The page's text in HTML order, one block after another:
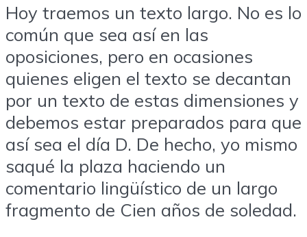
Hoy traemos un texto largo. No es lo
común que sea así en las
oposiciones, pero en ocasiones
quienes eligen el texto se decantan
por un texto de estas dimensiones y
debemos estar preparados para que
así sea el día D. De hecho, yo mismo
saqué la plaza haciendo un
comentario lingüístico de un largo
fragmento de Cien años de soledad.